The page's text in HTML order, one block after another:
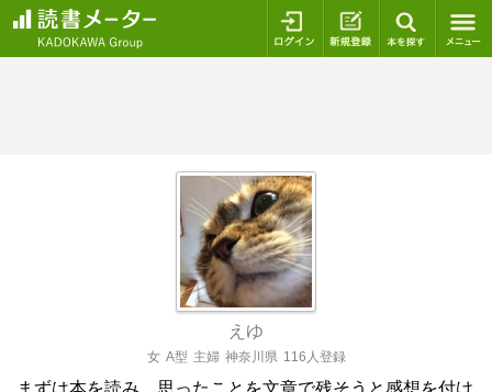
ログイン 新規登録
えゆ
女 A型 主婦 神奈川県 116人登録
まずは本を読み、思ったことを文章で残そうと感想を付け